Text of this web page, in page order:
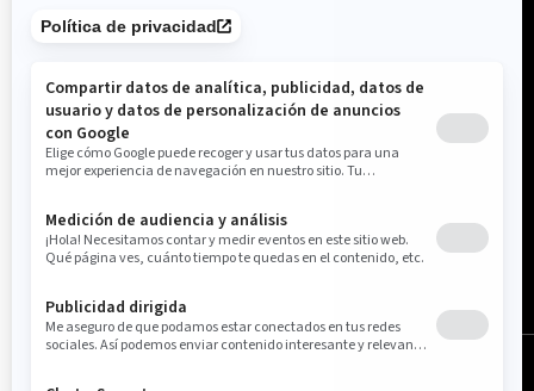
España (español)